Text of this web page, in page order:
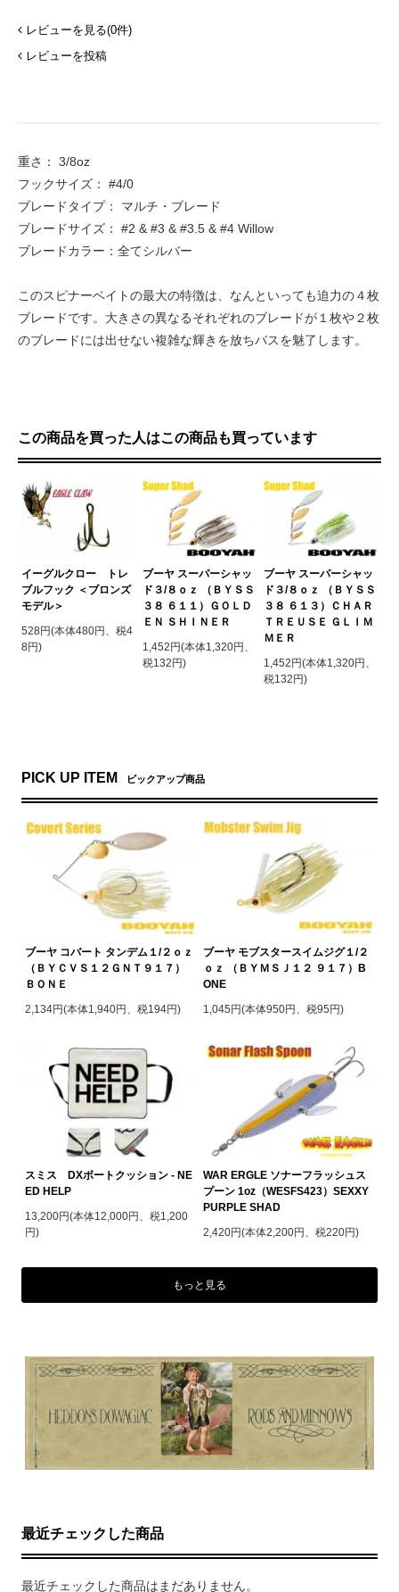
レビューを見る(0件)
レビューを投稿
重さ： 3/8oz
フックサイズ： #4/0
ブレードタイプ： マルチ・ブレード
ブレードサイズ： #2 & #3 & #3.5 & #4 Willow
ブレードカラー：全てシルバー
このスピナーベイトの最大の特徴は、なんといっても迫力の４枚
ブレードです。大きさの異なるそれぞれのブレードが１枚や２枚
のブレードには出せない複雑な輝きを放ちバスを魅了します。
この商品を買った人はこの商品も買っています
イーグルクロー トレ
ブルフック ＜ブロンズ
モデル＞
528円(本体480円、税4
8円)
ブーヤ スーパーシャッ
ド３/８ｏｚ （ＢＹＳＳ
３８ ６１１）ＧＯＬＤ
ＥＮ ＳＨＩＮＥＲ
1,452円(本体1,320円、
税132円)
ブーヤ スーパーシャッ
ド３/８ｏｚ （ＢＹＳＳ
３８ ６１３）ＣＨＡＲ
ＴＲＥＵＳＥ ＧＬＩＭ
ＭＥＲ
1,452円(本体1,320円、
税132円)
PICK UP ITEM ピックアップ商品
ブーヤ コバート タンデム１/２ｏｚ
（ＢＹＣＶＳ１２ＧＮＴ９１７）
ＢＯＮＥ
2,134円(本体1,940円、税194円)
ブーヤ モブスタースイムジグ１/２
ｏｚ （ＢＹＭＳＪ１２ ９１７）B
ONE
1,045円(本体950円、税95円)
スミス DXボートクッション - NE
ED HELP
13,200円(本体12,000円、税1,200
円)
WAR ERGLE ソナーフラッシュス
プーン 1oz（WESFS423）SEXXY
PURPLE SHAD
2,420円(本体2,200円、税220円)
もっと見る
最近チェックした商品
最近チェックした商品はまだありません。